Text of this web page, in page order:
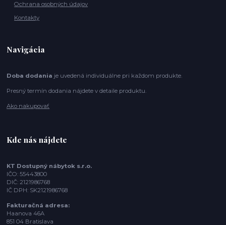
Ochrana osobných údajov
Kontakty
Navigácia
Doba dodania je uvedená individuálne pri každom produkte.
Presný termín dodania nájdete v detaile produktu.
Ako nakupovať
Kde nás nájdete
KT Dostupný nábytok s.r.o.
IČO: 55443800
DIČ: 2121986768
IČ DPH: SK2121986768
Fakturačná adresa:
Haanova 46A
851 04 Bratislava